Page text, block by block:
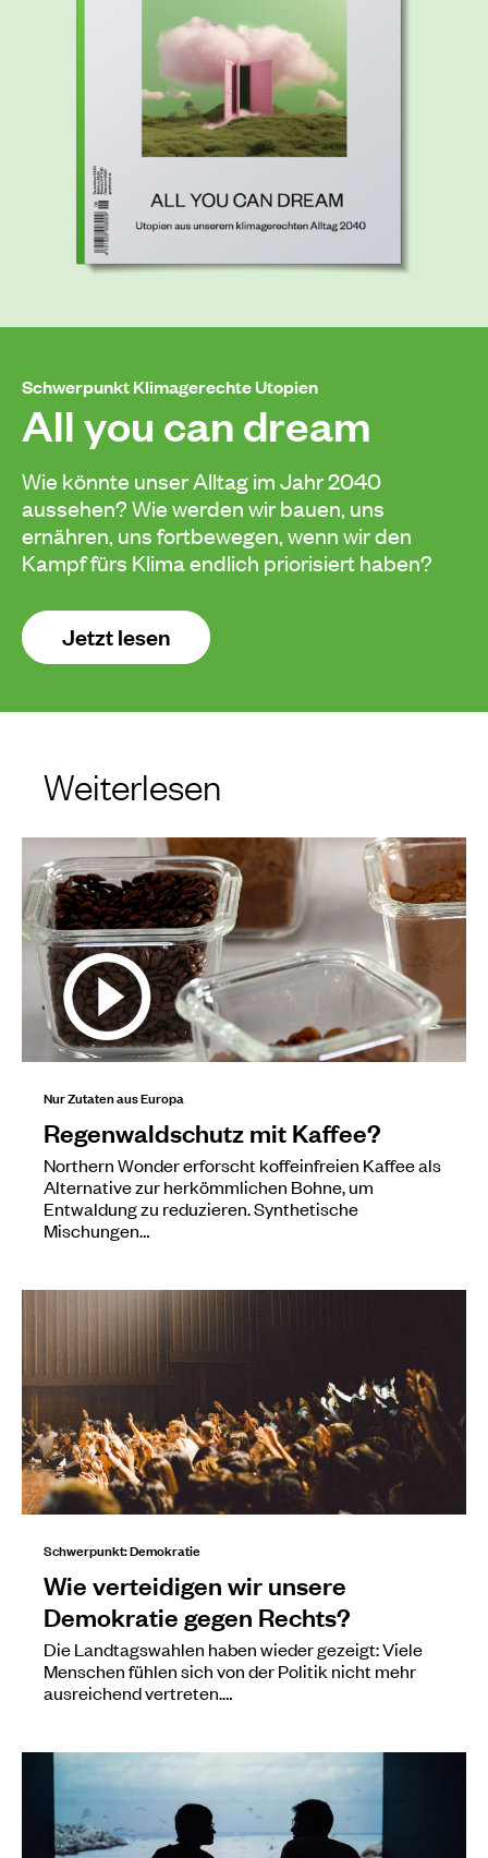
Schwerpunkt Klimagerechte Utopien
All you can dream
Wie könnte unser Alltag im Jahr 2040
aussehen? Wie werden wir bauen, uns
ernähren, uns fortbewegen, wenn wir den
Kampf fürs Klima endlich priorisiert haben?
Jetzt lesen
Weiterlesen
Nur Zutaten aus Europa
Regenwaldschutz mit Kaffee?
Northern Wonder erforscht koffeinfreien Kaffee als
Alternative zur herkömmlichen Bohne, um
Entwaldung zu reduzieren. Synthetische
Mischungen…
Schwerpunkt: Demokratie
Wie verteidigen wir unsere
Demokratie gegen Rechts?
Die Landtagswahlen haben wieder gezeigt: Viele
Menschen fühlen sich von der Politik nicht mehr
ausreichend vertreten.…